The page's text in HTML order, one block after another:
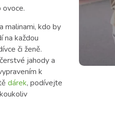
ovoce.
malinami, kdo by
na každou
či ženě.
jahody a
k
dárek, podívejte